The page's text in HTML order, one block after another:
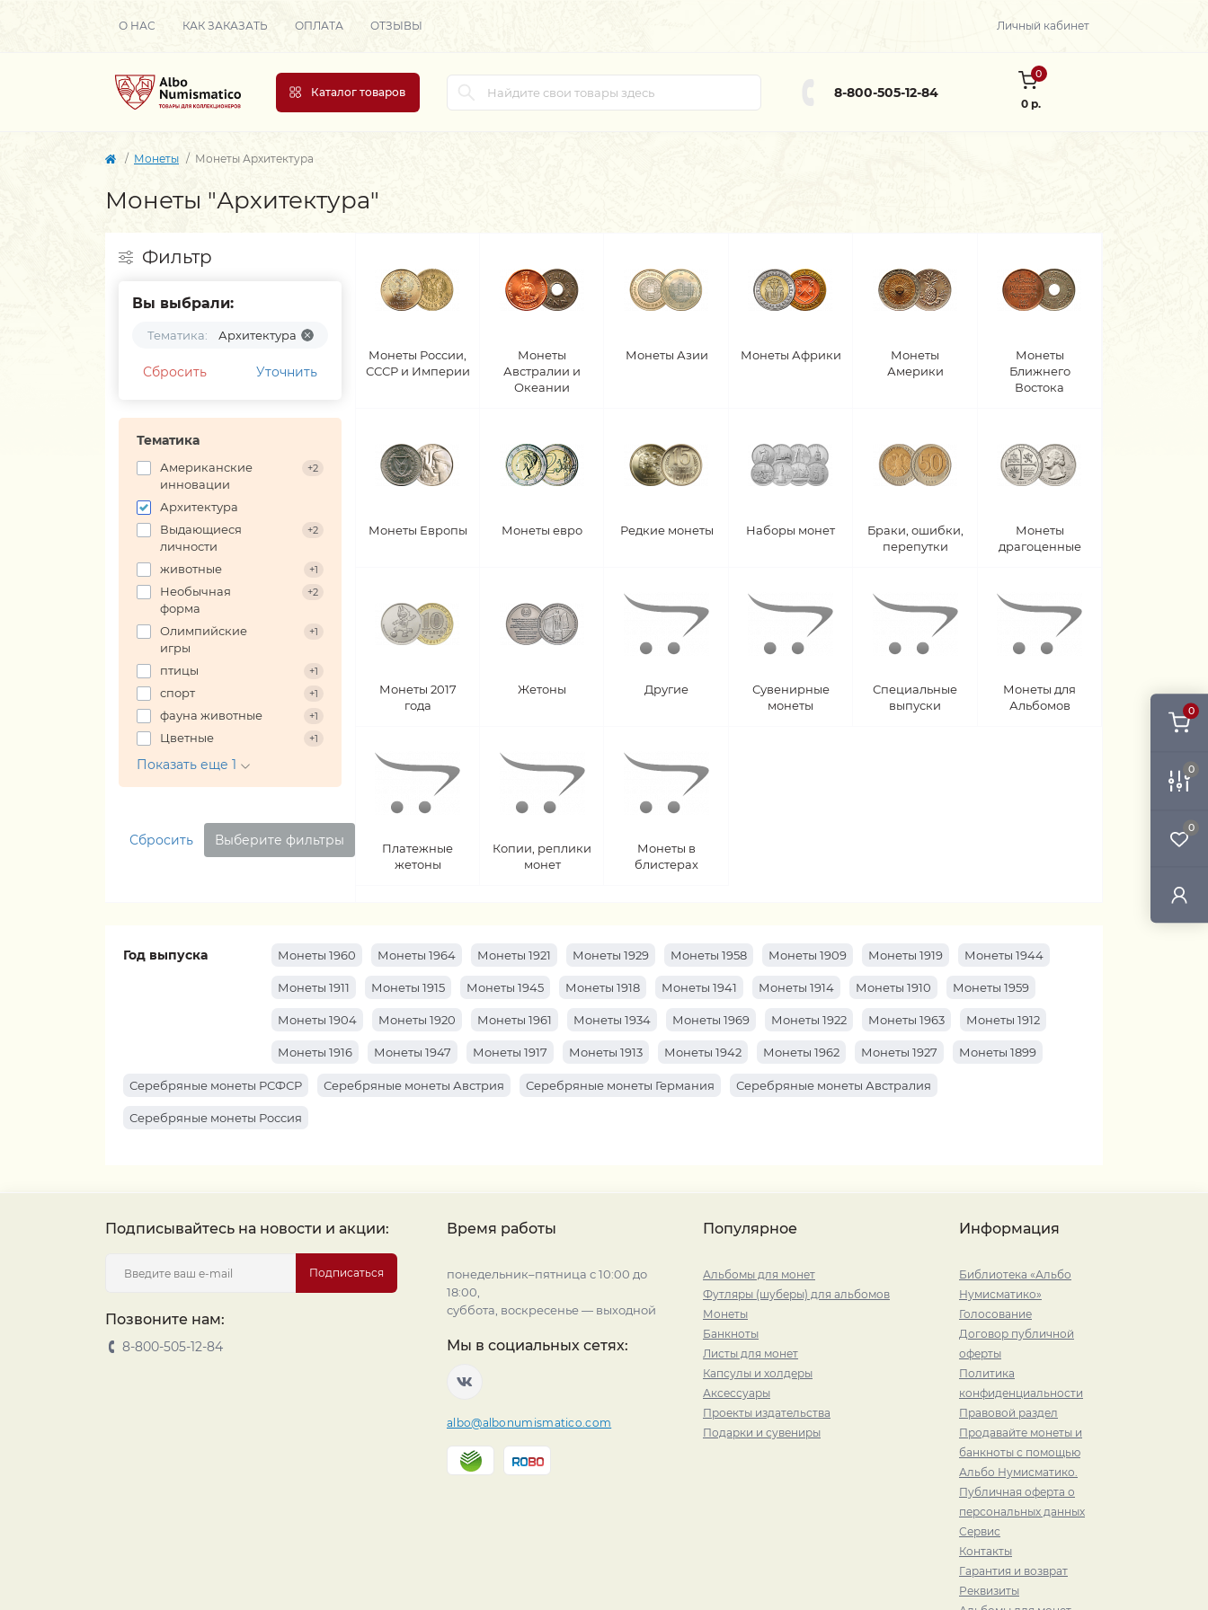
0
0
0
О НАС КАК ЗАКАЗАТЬ ОПЛАТА ОТЗЫВЫ Личный кабинет
Каталог товаров 8-800-505-12-84
0
0 р.
Монеты Монеты Архитектура
Монеты "Архитектура"
Фильтр
Вы выбрали:
Тематика: Архитектура
Сбросить Уточнить
Тематика
Американские
инновации
+2
Архитектура
Выдающиеся
личности
+2
животные +1
Необычная
форма
+2
Олимпийские
игры
+1
птицы +1
спорт +1
фауна животные +1
Цветные +1
Показать еще 1
Сбросить Выберите фильтры
Монеты России,
СССР и Империи
Монеты
Австралии и
Океании
Монеты Азии Монеты Африки
Монеты
Америки
Монеты
Ближнего
Востока
Монеты Европы Монеты евро Редкие монеты Наборы монет
Браки, ошибки,
перепутки
Монеты
драгоценные
Монеты 2017
года
Жетоны Другие
Сувенирные
монеты
Специальные
выпуски
Монеты для
Альбомов
Платежные
жетоны
Копии, реплики
монет
Монеты в
блистерах
Год выпуска Монеты 1960 Монеты 1964 Монеты 1921 Монеты 1929 Монеты 1958 Монеты 1909 Монеты 1919 Монеты 1944
Монеты 1911 Монеты 1915 Монеты 1945 Монеты 1918 Монеты 1941 Монеты 1914 Монеты 1910 Монеты 1959
Монеты 1904 Монеты 1920 Монеты 1961 Монеты 1934 Монеты 1969 Монеты 1922 Монеты 1963 Монеты 1912
Монеты 1916 Монеты 1947 Монеты 1917 Монеты 1913 Монеты 1942 Монеты 1962 Монеты 1927 Монеты 1899
Серебряные монеты РСФСР Серебряные монеты Австрия Серебряные монеты Германия Серебряные монеты Австралия
Серебряные монеты Россия
Подписывайтесь на новости и акции:
Подписаться
Позвоните нам:
8-800-505-12-84
Время работы
понедельник–пятница с 10:00 до
18:00,
суббота, воскресенье — выходной
Мы в социальных сетях:
albo@albonumismatico.com
Популярное
Альбомы для монет
Футляры (шуберы) для альбомов
Монеты
Банкноты
Листы для монет
Капсулы и холдеры
Аксессуары
Проекты издательства
Подарки и сувениры
Информация
Библиотека «Альбо
Нумисматико»
Голосование
Договор публичной
оферты
Политика
конфиденциальности
Правовой раздел
Продавайте монеты и
банкноты с помощью
Альбо Нумисматико.
Публичная оферта о
персональных данных
Сервис
Контакты
Гарантия и возврат
Реквизиты